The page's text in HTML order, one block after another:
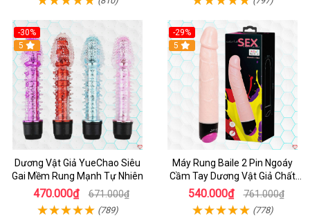
-30%
Hot
5
Dương Vật Giả YueChao Siêu
Gai Mềm Rung Mạnh Tự Nhiên
470.000₫ 671.000₫
(789)
-29%
Hot
5
Máy Rung Baile 2 Pin Ngoáy
Cầm Tay Dương Vật Giả Chất
Lượng
540.000₫ 761.000₫
(778)